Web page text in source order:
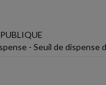
- Seuil de dispense